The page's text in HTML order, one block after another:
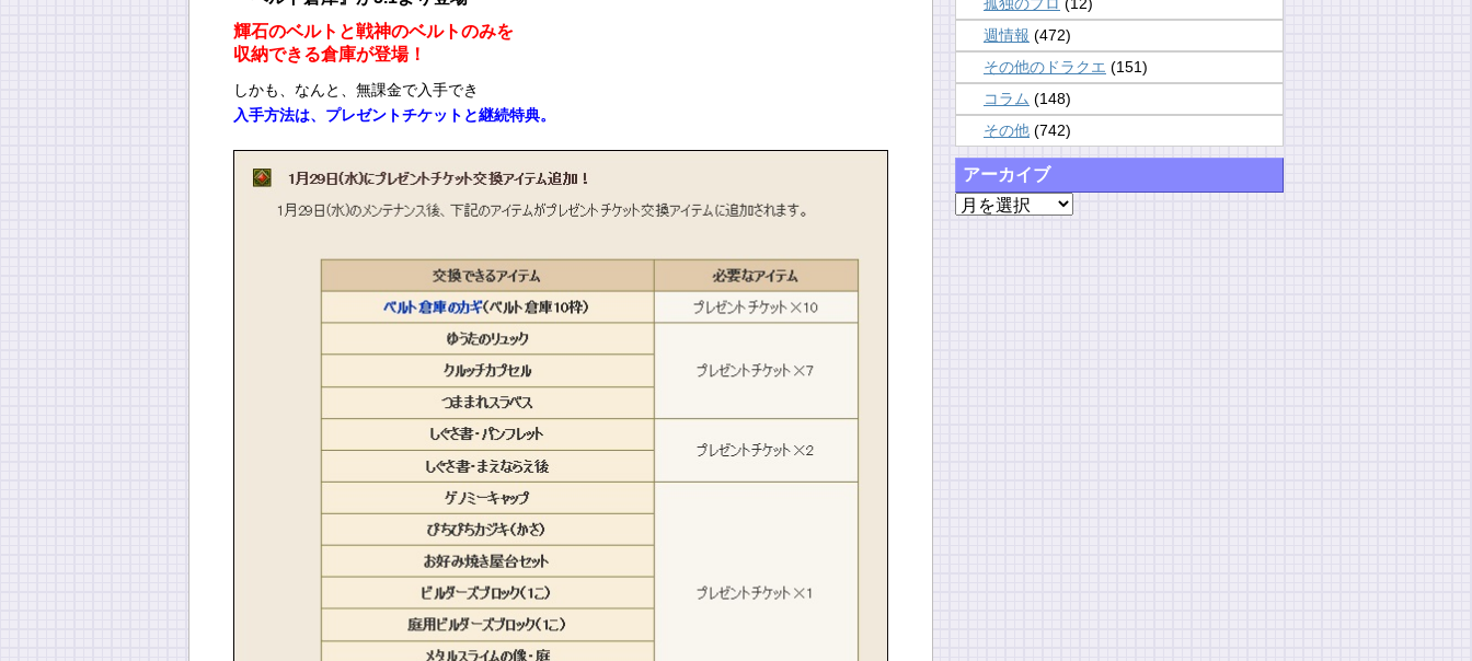
輝石のベルトと戦神のベルトのみを
収納できる倉庫が登場！
しかも、なんと、無課金で入手でき
入手方法は、プレゼントチケットと継続特典。
週情報 (472)
その他のドラクエ (151)
コラム (148)
その他 (742)
アーカイブ
ア